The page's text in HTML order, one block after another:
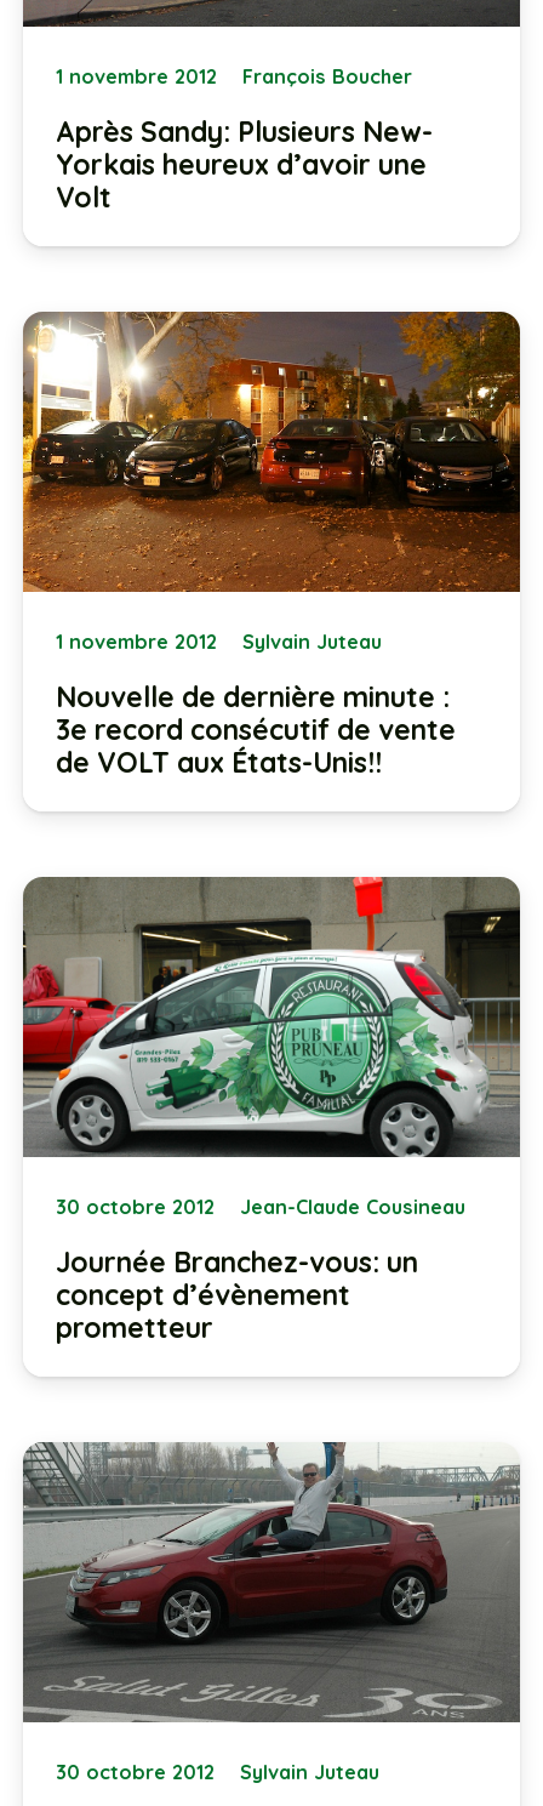
1 novembre 2012 François Boucher
Après Sandy: Plusieurs New-
Yorkais heureux d’avoir une
Volt
1 novembre 2012 Sylvain Juteau
Nouvelle de dernière minute :
3e record consécutif de vente
de VOLT aux États-Unis!!
30 octobre 2012 Jean-Claude Cousineau
Journée Branchez-vous: un
concept d’évènement
prometteur
30 octobre 2012 Sylvain Juteau